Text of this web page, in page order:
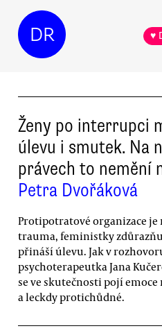
DR ♥
Ženy po interrupci
úlevu i smutek. Na
právech to nemění
Petra Dvořáková
Protipotratové organizace
trauma, feministky
přináší úlevu. Jak v
psychoterapeutka Jana
se ve skutečnosti pojí
a leckdy protichůdné.